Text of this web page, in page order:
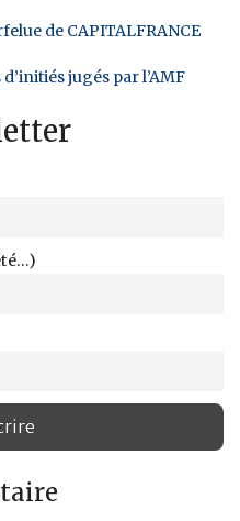
de CAPITALFRANCE
jugés par l’AMF